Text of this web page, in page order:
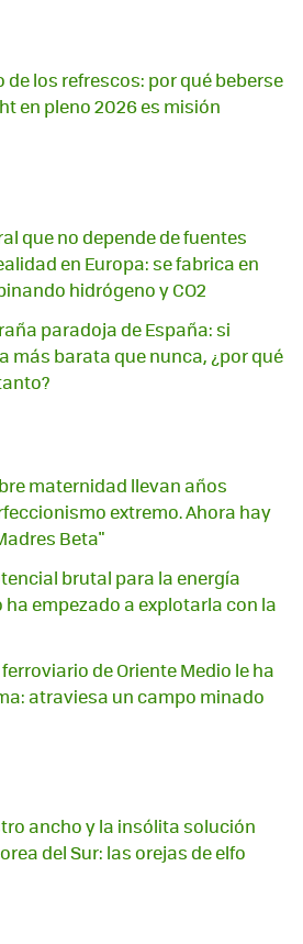
de los refrescos: por qué beberse
en pleno 2026 es misión
que no depende de fuentes
en Europa: se fabrica en
hidrógeno y CO2
paradoja de España: si
más barata que nunca, ¿por qué
maternidad llevan años
extremo. Ahora hay
Beta"
brutal para la energía
empezado a explotarla con la
de Oriente Medio le ha
atraviesa un campo minado
ancho y la insólita solución
del Sur: las orejas de elfo